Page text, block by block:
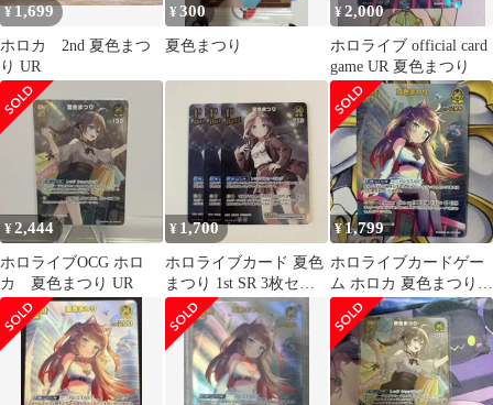
¥1,699
ホロカ 2nd 夏色まつ
り UR
¥300
夏色まつり
¥2,000
ホロライブ official card
game UR 夏色まつり
¥2,444
ホロライブOCG ホロ
カ 夏色まつり UR
¥ 1,700
ホロライブカード 夏色
まつり 1st SR 3枚セッ
ト
¥1,799
ホロライブカードゲー
ム ホロカ 夏色まつり
2nd UR ウルトラレア